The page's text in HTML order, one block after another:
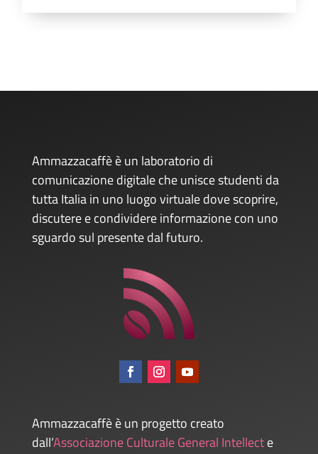
Ammazzacaffè è un laboratorio di
comunicazione digitale che unisce studenti da
tutta Italia in uno luogo virtuale dove scoprire,
discutere e condividere informazione con uno
sguardo sul presente dal futuro.
Ammazzacaffè è un progetto creato
dall’Associazione Culturale General Intellecte